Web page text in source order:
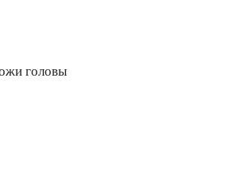
головы